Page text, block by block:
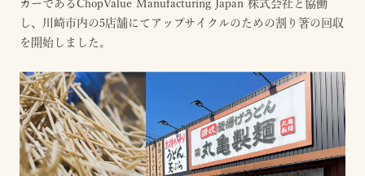
カーであるChopValue Manufacturing Japan 株式会社と協働
し、川崎市内の5店舗にてアップサイクルのための割り箸の回収
を開始しました。